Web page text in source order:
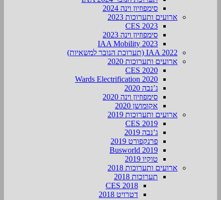
סימפוזיון וינה 2024
ארועים ותערוכות 2023
CES 2023
סימפוזיון וינה 2023
IAA Mobility 2023
IAA 2022 (תערוכת הנובר למשאיות)
ארועים ותערוכות 2020
CES 2020
Wards Electrification 2020
ג’נבה 2020
סימפוזיון וינה 2020
אקומושן 2020
ארועים ותערוכות 2019
CES 2019
ג’נבה 2019
פרנקפורט 2019
Busworld 2019
טוקיו 2019
ארועים ותערוכות 2018
תערוכות 2018
CES 2018
דטרויט 2018